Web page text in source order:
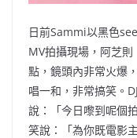
日前Sammi以黑色
MV拍攝現場，阿芝則
點，鏡頭內非常火爆，
唱一和，非常搞笑。
說：「今日嚟到呢個
笑說：「為你既電影